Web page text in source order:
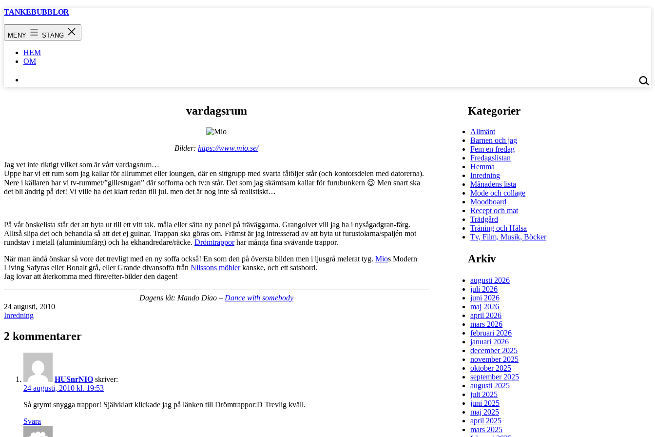
Hoppa
TANKEBUBBLOR
MENY STÄNG
HEM
OM
…
vardagsrum
Bilder:https://www.mio.se/
Jag vet inte riktigt vilket som är vårt vardagsrum…
Uppe har vi ett rum som jag kallar för allrummet eller loungen, där en sittgrupp med svarta fåtöljer står (och kontorsdelen med datorerna).
Nere i källaren har vi tv-rummet/”gillestugan” där sofforna och tv:n står. Det som jag skämtsam kallar för furubunkern 😉 Men snart ska
det bli ändrig på det! Vi ville ha det klart redan till jul. men det är nog inte så realistiskt…
På vår önskelista står det att byta ut till ett vitt tak. måla eller sätta ny panel på träväggarna. Grangolvet vill jag ha i nysågadgran-färg.
Alltså slipa det och behandla så att det ej gulnar. Trappan ska göras om. Främst är jag intresserad av att byta ut furustolarna/spaljén mot
rundstav i metall (aluminiumfärg) och ha ekhandredare/räcke. Drömtrapporhar många fina svävande trappor.
När man ändå önskar så vore det trevligt med en ny soffa också! En som den på översta bilden men i ljusgrå melerat tyg. Mios Modern
Living Safyras eller Bonalt grå, eller Grande divansoffa från Nilssons möblerkanske, och ett satsbord.
Jag lovar att återkomma med före/efter-bilder den dagen!
Dagens låt: Mando Diao – Dance with somebody
Publicerat
den
24 augusti, 2010
Kategoriserat
Inredning
2 kommentarer
HUSnrNIO skriver:
24 augusti, 2010 kl. 19:53
Så grymt snygga trappor! Självklart klickade jag på länken till Drömtrappor:D Trevlig kväll.
Svara
Kategorier
Allmänt
Barnen och jag
Fem en fredag
Fredagslistan
Hemma
Inredning
Månadens lista
Mode och collage
Moodboard
Recept och mat
Trädgård
Träning och Hälsa
Tv, Film, Musik, Böcker
Arkiv
augusti 2026
juli 2026
juni 2026
maj 2026
april 2026
mars 2026
februari 2026
januari 2026
december 2025
november 2025
oktober 2025
september 2025
augusti 2025
juli 2025
juni 2025
maj 2025
april 2025
mars 2025